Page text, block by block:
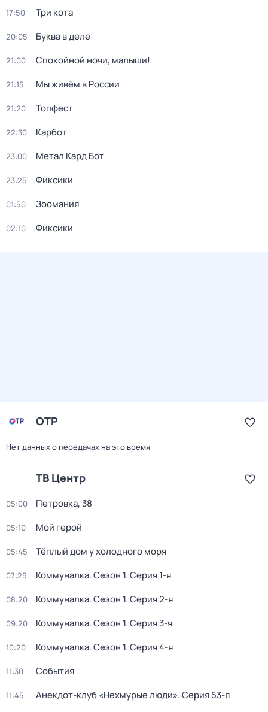
17:50 Три кота
20:05 Буква в деле
21:00 Спокойной ночи, малыши!
21:15 Мы живём в России
21:20 Топфест
22:30 Карбот
23:00 Метал Кард Бот
23:25 Фиксики
01:50 Зоомания
02:10 Фиксики
ОТР
Нет данных о передачах на это время
ТВ Центр
05:00 Петровка, 38
05:10 Мой герой
05:45 Тёплый дом у холодного моря
07:25 Коммуналка. Сезон 1. Серия 1-я
08:20 Коммуналка. Сезон 1. Серия 2-я
09:20 Коммуналка. Сезон 1. Серия 3-я
10:20 Коммуналка. Сезон 1. Серия 4-я
11:30 События
11:45 Анекдот-клуб «Нехмурые люди». Серия 53-я